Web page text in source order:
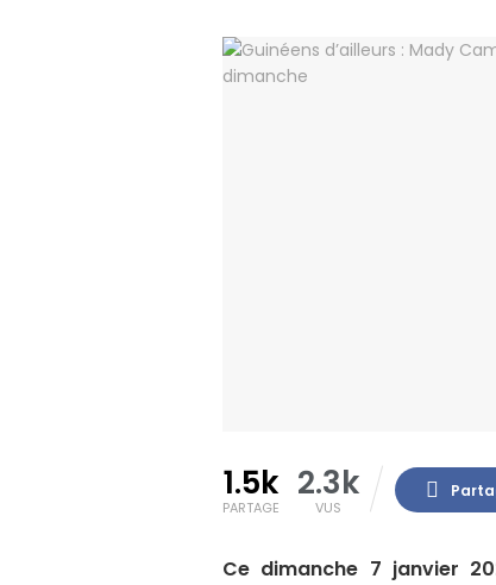
1.5k
PARTAGE
2.3k
VUS
Ce dimanche 7 janvier